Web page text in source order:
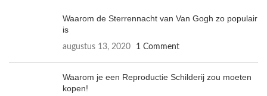
Waarom de Sterrennacht van Van Gogh zo populair
is
augustus 13, 2020 1 Comment
Waarom je een Reproductie Schilderij zou moeten
kopen!